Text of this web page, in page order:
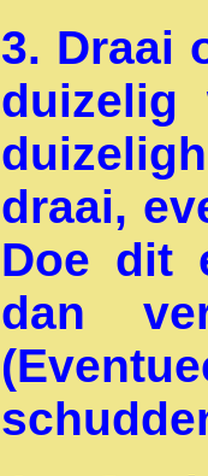
3. Draai
draai,
Doe dit
dan